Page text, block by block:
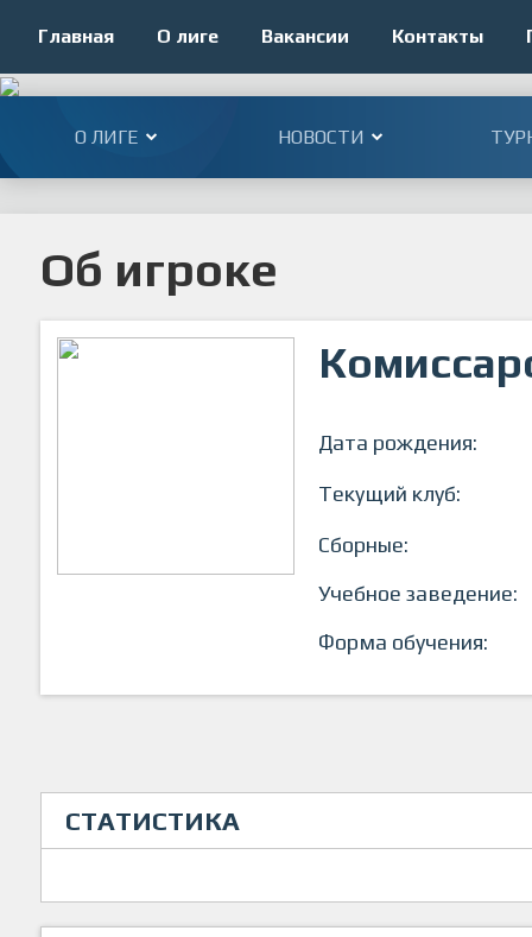
Главная О лиге Вакансии Контакты
О ЛИГЕ НОВОСТИ
Об игроке
Дата рождения:
Текущий клуб:
Сборные:
Учебное заведение:
Форма обучения:
СТАТИСТИКА